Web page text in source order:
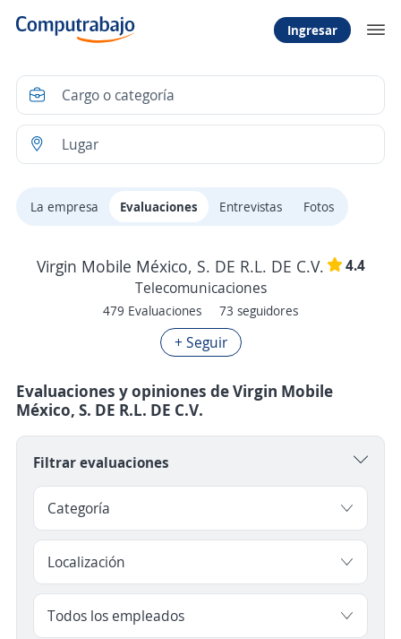
Ingresar
La empresa Evaluaciones Entrevistas Fotos
Virgin Mobile México, S. DE R.L. DE C.V.
4.4
Telecomunicaciones
479 Evaluaciones 73 seguidores
+ Seguir
Evaluaciones y opiniones de Virgin Mobile
México, S. DE R.L. DE C.V.
Filtrar evaluaciones